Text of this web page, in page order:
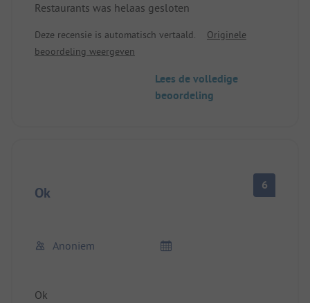
Restaurants was helaas gesloten
Deze recensie is automatisch vertaald.
Originele
beoordeling weergeven
Lees de volledige
beoordeling
Ok 6
Anoniem
Ok